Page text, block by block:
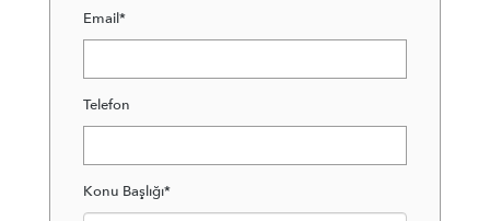
Email*
Telefon
Konu Başlığı*